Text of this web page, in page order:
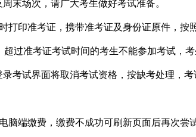
末场次，请广大考生做好考试准备。
打印准考证，携带准考证及身份证原件，按
过准考证考试时间的考生不能参加考试，
考试界面将取消考试资格，按缺考处理，
脑端缴费，缴费不成功可刷新页面后再次尝